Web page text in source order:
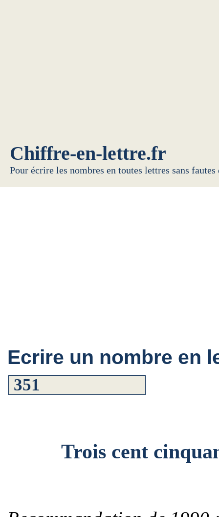
Chiffre-en-lettre.fr
Pour écrire les nombres en toutes lettres sans
Ecrire un nombre en
Trois cent